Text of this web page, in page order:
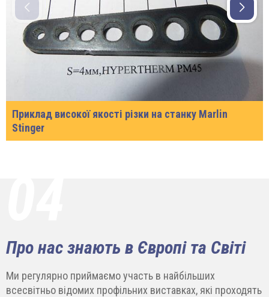
Приклад високої якості різки на станку Marlin
Stinger
Про нас знають в Європі та Світі
Ми регулярно приймаємо участь в найбільших
всесвітньо відомих профільних виставках, які проходять